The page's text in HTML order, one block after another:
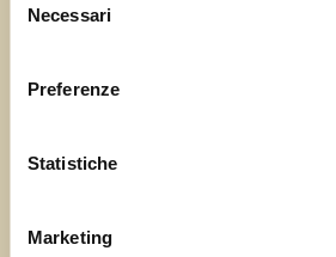
delNecessari
Preferenze
Statistiche
Marketing